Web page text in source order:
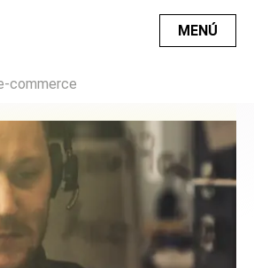
MENÚ
commerce